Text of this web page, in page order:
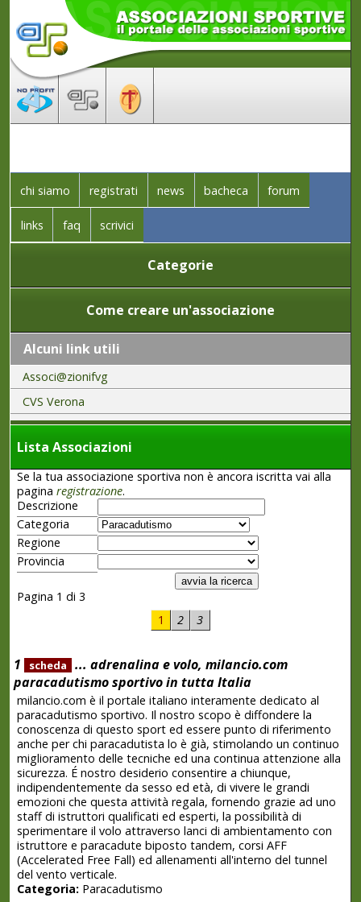
chi siamo registrati news bacheca forum
links faq scrivici
Categorie
Come creare un'associazione
Alcuni link utili
Associ@zionifvg
CVS Verona
Lista Associazioni
Se la tua associazione sportiva non è ancora iscritta vai alla
pagina registrazione.
Descrizione
Categoria
Regione
Provincia
Pagina 1 di 3
1
2 3
1 scheda
... adrenalina e volo, milancio.com
paracadutismo sportivo in tutta Italia
milancio.com è il portale italiano interamente dedicato al
paracadutismo sportivo. Il nostro scopo è diffondere la
conoscenza di questo sport ed essere punto di riferimento
anche per chi paracadutista lo è già, stimolando un continuo
miglioramento delle tecniche ed una continua attenzione alla
sicurezza. É nostro desiderio consentire a chiunque,
indipendentemente da sesso ed età, di vivere le grandi
emozioni che questa attività regala, fornendo grazie ad uno
staff di istruttori qualificati ed esperti, la possibilità di
sperimentare il volo attraverso lanci di ambientamento con
istruttore e paracadute biposto tandem, corsi AFF
(Accelerated Free Fall) ed allenamenti all'interno del tunnel
del vento verticale.
Categoria:Paracadutismo